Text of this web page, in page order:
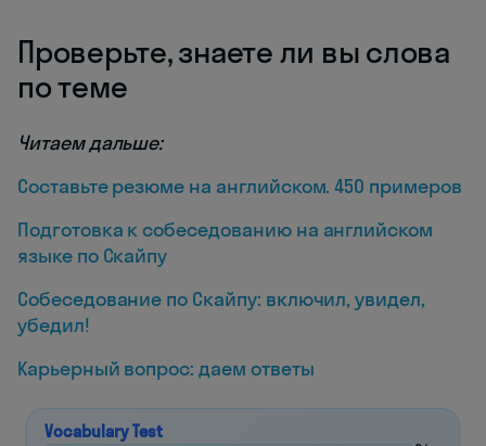
Проверьте, знаете ли вы слова
по теме
Читаем дальше:
Составьте резюме на английском. 450 примеров
Подготовка к собеседованию на английском
языке по Скайпу
Собеседование по Скайпу: включил, увидел,
убедил!
Карьерный вопрос: даем ответы